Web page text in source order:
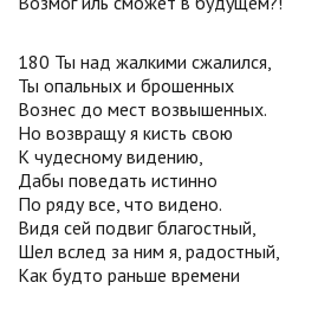
180 Ты над жалкими сжалился,
Ты опальных и брошенных
Вознес до мест возвышенных.
Но возвращу я кисть свою
К чудесному видению,
Дабы поведать истинно
По ряду все, что видено.
Видя сей подвиг благостный,
Шел вслед за ним я, радостный,
Как будто раньше времени